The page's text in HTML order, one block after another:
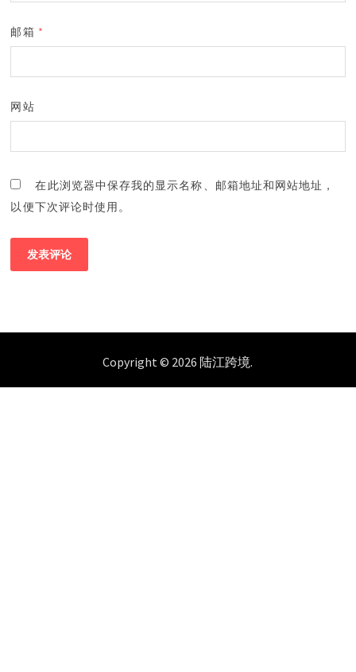
邮箱 *
网站
在此浏览器中保存我的显示名称、邮箱地址和网站地址，
以便下次评论时使用。
Copyright © 2026陆江跨境.